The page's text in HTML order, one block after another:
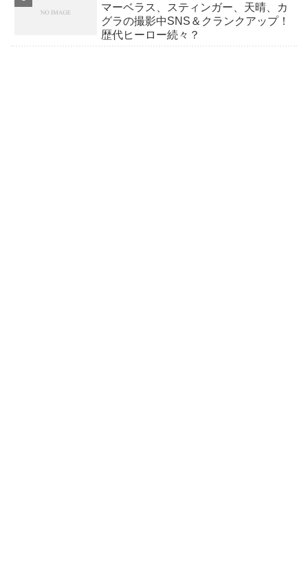
マーベラス、スティンガー、天晴、カ
グラの撮影中SNS＆クランクアップ！
歴代ヒーロー続々？